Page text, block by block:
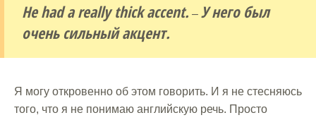
He had a really thick accent. – У него был
очень сильный акцент.
Я могу откровенно об этом говорить. И я не стесняюсь
того, что я не понимаю английскую речь. Просто